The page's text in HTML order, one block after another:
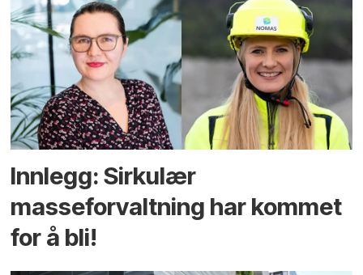
Innlegg: Sirkulær
masseforvaltning har kommet
for å bli!